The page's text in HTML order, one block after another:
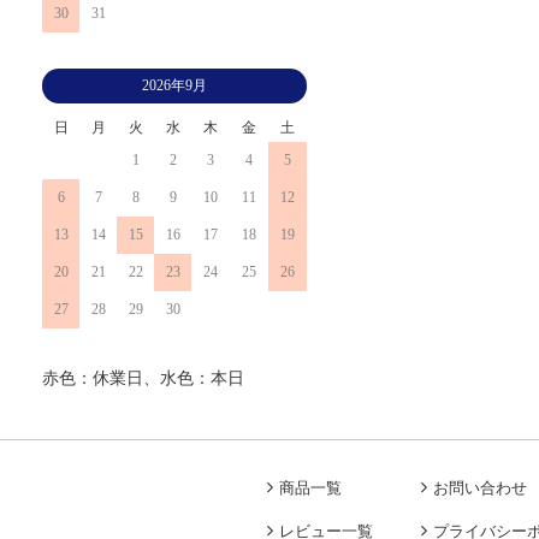
30 31
2026年9月
日 月 火 水 木 金
土
1
2 3 4 5
6 7 8 9 10 11 12
13 14 15 16 17 18 19
20 21 22 23 24 25 26
27 28 29 30
赤色：休業日、水色：本日
商品一覧
レビュー一覧
お問い合わせ
プライバシー